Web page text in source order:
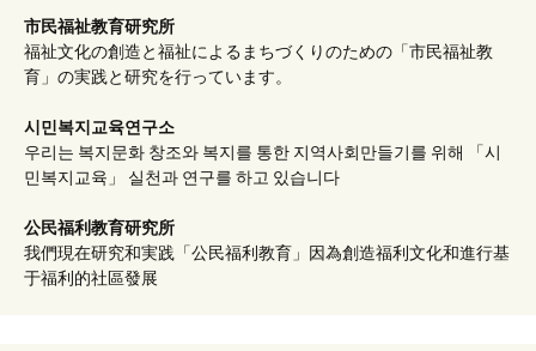
市民福祉教育研究所
福祉文化の創造と福祉によるまちづくりのための「市民福祉教
育」の実践と研究を行っています。
시민복지교육연구소
우리는 복지문화 창조와 복지를 통한 지역사회만들기를 위해 「시
민복지교육」 실천과 연구를 하고 있습니다
公民福利教育研究所
我們現在研究和実践「公民福利教育」因為創造福利文化和進行基
于福利的社區發展